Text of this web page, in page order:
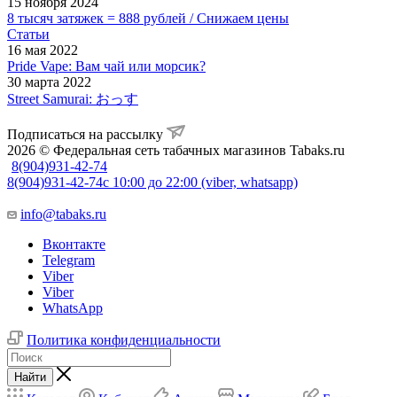
8 тысяч затяжек = 888 рублей / Снижаем цены
Статьи
16 мая 2022
Pride Vape: Вам чай или морсик?
30 марта 2022
Street Samurai: おっす
Подписаться на рассылку
2026 © Федеральная сеть табачных магазинов Tabaks.ru
8(904)931-42-74
8(904)931-42-74с 10:00 до 22:00 (viber, whatsapp)
info@tabaks.ru
Вконтакте
Telegram
Viber
Viber
WhatsApp
Политика конфиденциальности
Найти